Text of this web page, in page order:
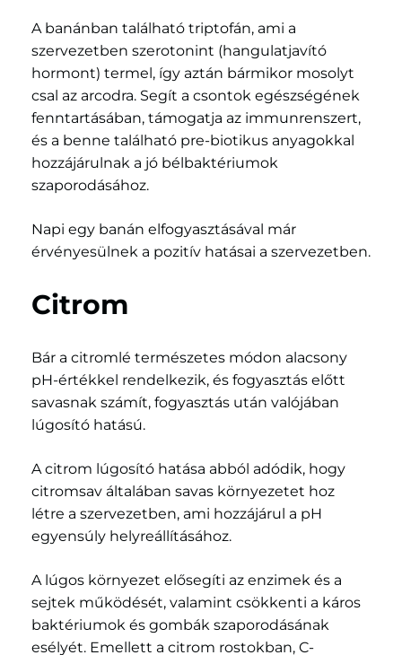
A banánban található triptofán, ami a
szervezetben szerotonint (hangulatjavító
hormont) termel, így aztán bármikor mosolyt
csal az arcodra. Segít a csontok egészségének
fenntartásában, támogatja az immunrenszert,
és a benne található pre-biotikus anyagokkal
hozzájárulnak a jó bélbaktériumok
szaporodásához.
Napi egy banán elfogyasztásával már
érvényesülnek a pozitív hatásai a szervezetben.
Citrom
Bár a citromlé természetes módon alacsony
pH-értékkel rendelkezik, és fogyasztás előtt
savasnak számít, fogyasztás után valójában
lúgosító hatású.
A citrom lúgosító hatása abból adódik, hogy
citromsav általában savas környezetet hoz
létre a szervezetben, ami hozzájárul a pH
egyensúly helyreállításához.
A lúgos környezet elősegíti az enzimek és a
sejtek működését, valamint csökkenti a káros
baktériumok és gombák szaporodásának
esélyét. Emellett a citrom rostokban, C-